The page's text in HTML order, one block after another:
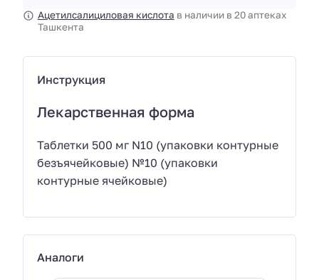
Ацетилсалициловая кислота в наличии в 20 аптеках
Ташкента
Инструкция
Лекарственная форма
Таблетки 500 мг N10 (упаковки контурные
безъячейковые) №10 (упаковки
контурные ячейковые)
Аналоги